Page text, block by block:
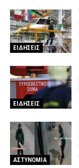
ΕΙΔΗΣΕΙΣ
ΕΙΔΗΣΕΙΣ
ΑΣΤΥΝΟΜΙΑ